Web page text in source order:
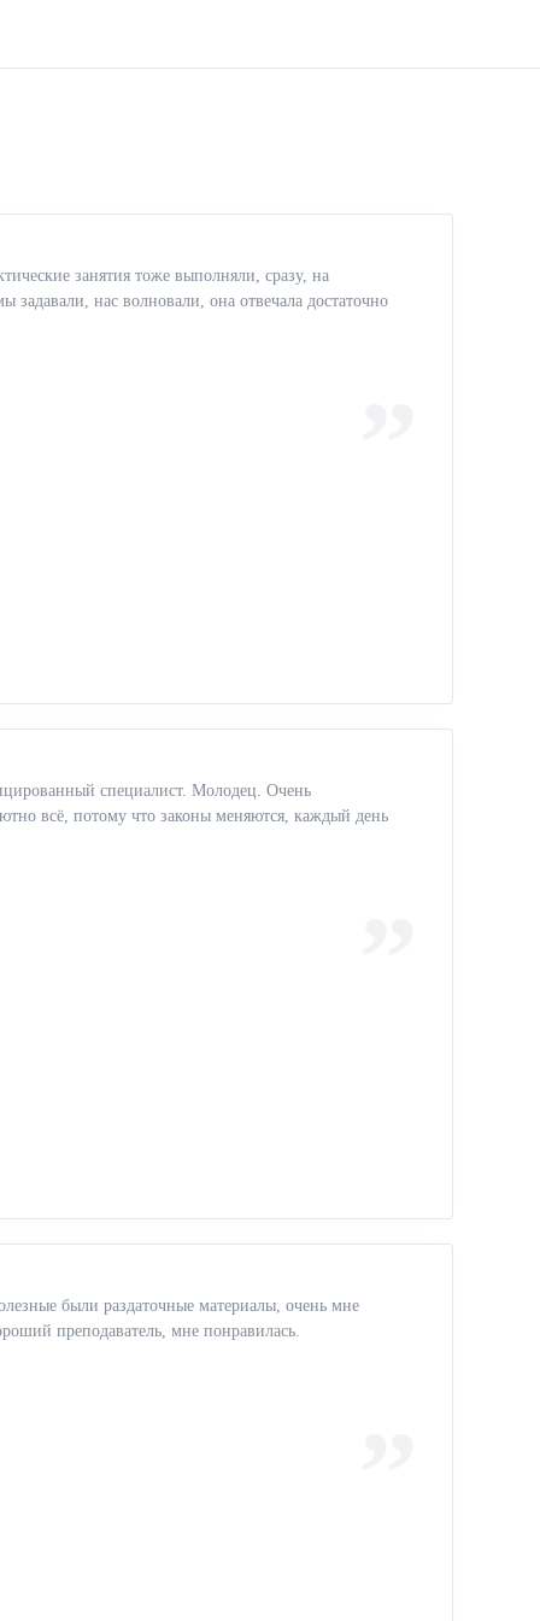
занятия тоже выполняли, сразу, на
нас волновали, она отвечала достаточно
специалист. Молодец. Очень
всё, потому что законы меняются, каждый день
были раздаточные материалы, очень мне
преподаватель, мне понравилась.